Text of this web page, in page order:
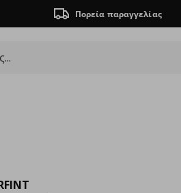
Πορεία παραγγελίας